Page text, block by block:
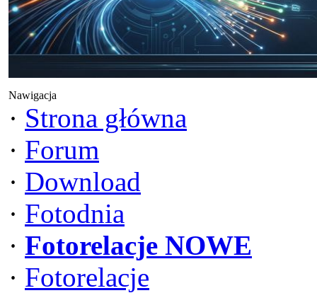
Nawigacja
· Strona główna
· Forum
· Download
· Fotodnia
· Fotorelacje NOWE
· Fotorelacje